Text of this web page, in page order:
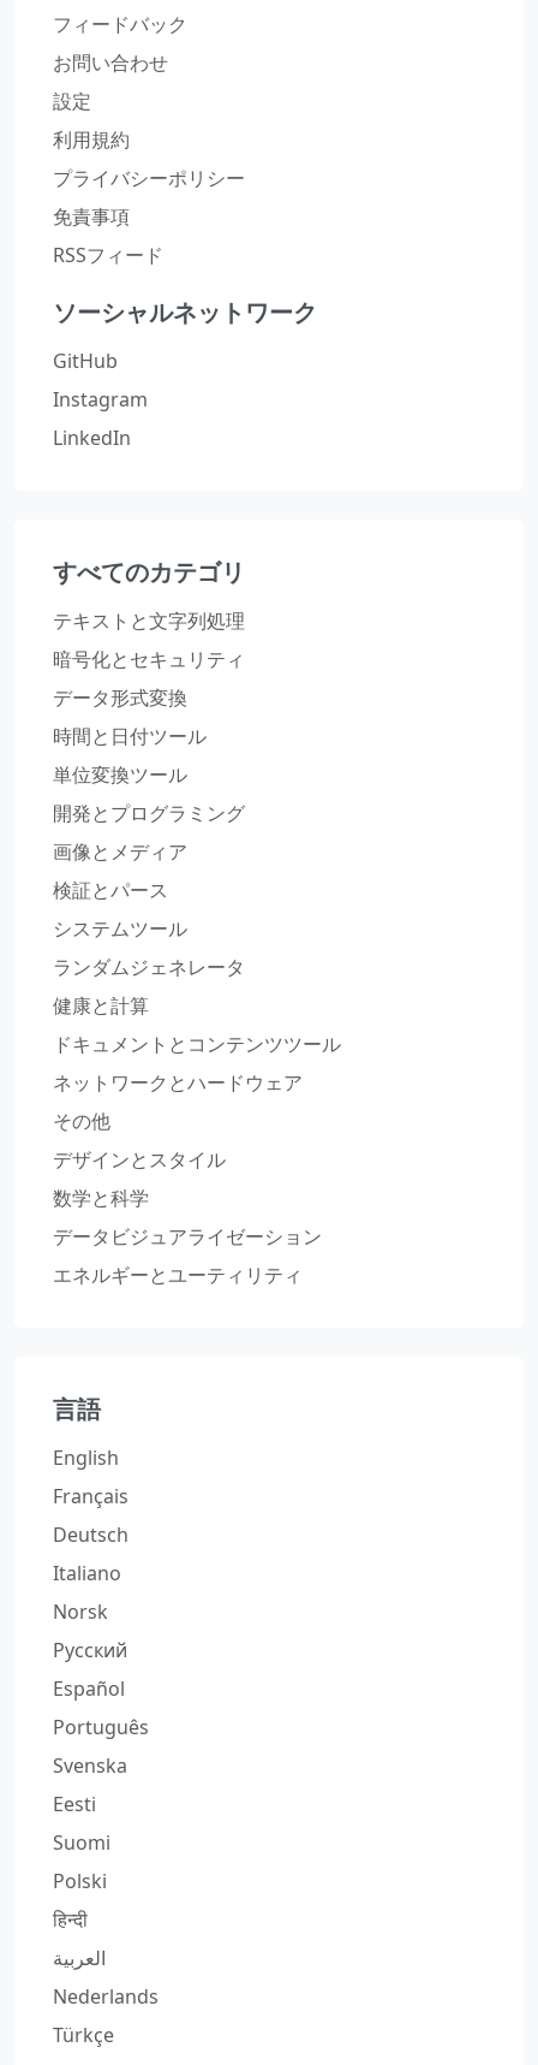
フィードバック
お問い合わせ
設定
利用規約
プライバシーポリシー
免責事項
RSSフィード
ソーシャルネットワーク
GitHub
Instagram
LinkedIn
すべてのカテゴリ
テキストと文字列処理
暗号化とセキュリティ
データ形式変換
時間と日付ツール
単位変換ツール
開発とプログラミング
画像とメディア
検証とパース
システムツール
ランダムジェネレータ
健康と計算
ドキュメントとコンテンツツール
ネットワークとハードウェア
その他
デザインとスタイル
数学と科学
データビジュアライゼーション
エネルギーとユーティリティ
言語
English
Français
Deutsch
Italiano
Norsk
Русский
Español
Português
Svenska
Eesti
Suomi
Polski
हिन्दी
العربية
Nederlands
Türkçe